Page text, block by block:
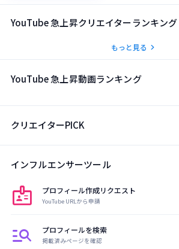
YouTube 急上昇クリエイターランキング
もっと見る chevron_right
YouTube 急上昇動画ランキング
クリエイターPICK
インフルエンサーツール
badge プロフィール作成リクエスト
YouTube URLから申請
manage_search プロフィールを検索
掲載済みページを確認